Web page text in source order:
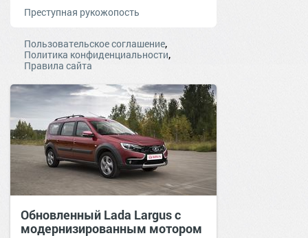
Преступная рукожопость
Пользовательское соглашение,
Политика конфиденциальности,
Правила сайта
Обновленный Lada Largus с
модернизированным мотором